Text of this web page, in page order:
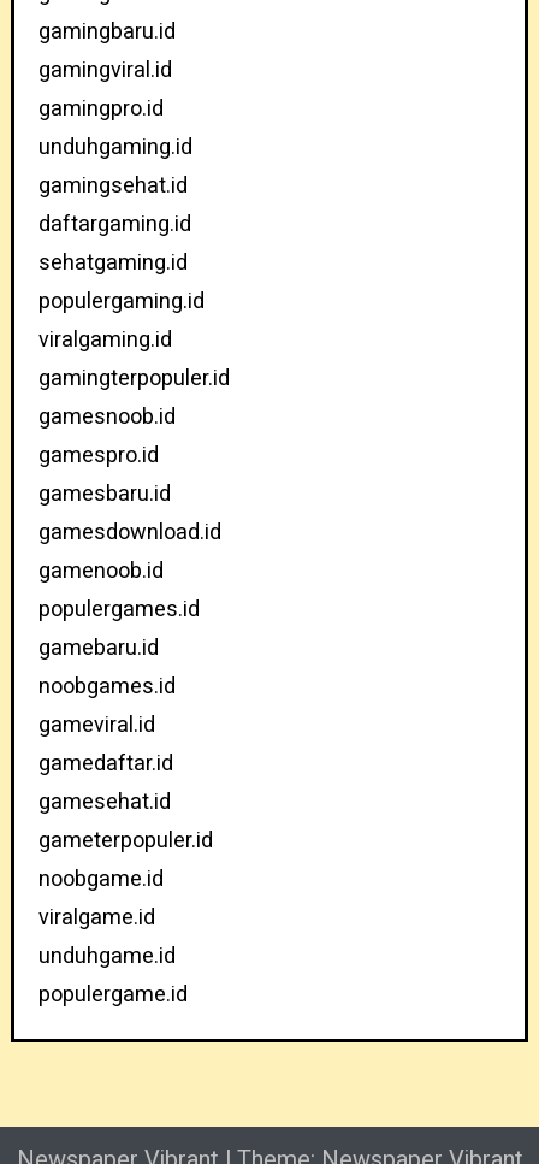
gamingbaru.id
gamingviral.id
gamingpro.id
unduhgaming.id
gamingsehat.id
daftargaming.id
sehatgaming.id
populergaming.id
viralgaming.id
gamingterpopuler.id
gamesnoob.id
gamespro.id
gamesbaru.id
gamesdownload.id
gamenoob.id
populergames.id
gamebaru.id
noobgames.id
gameviral.id
gamedaftar.id
gamesehat.id
gameterpopuler.id
noobgame.id
viralgame.id
unduhgame.id
populergame.id